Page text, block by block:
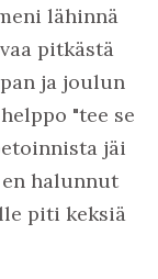
lähinnä
pitkästä
ja joulun
"tee se
jäi
halunnut
piti keksiä